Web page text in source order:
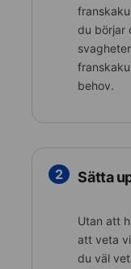
du börjar
behov.
2 Sätta
Utan att
att veta
du väl